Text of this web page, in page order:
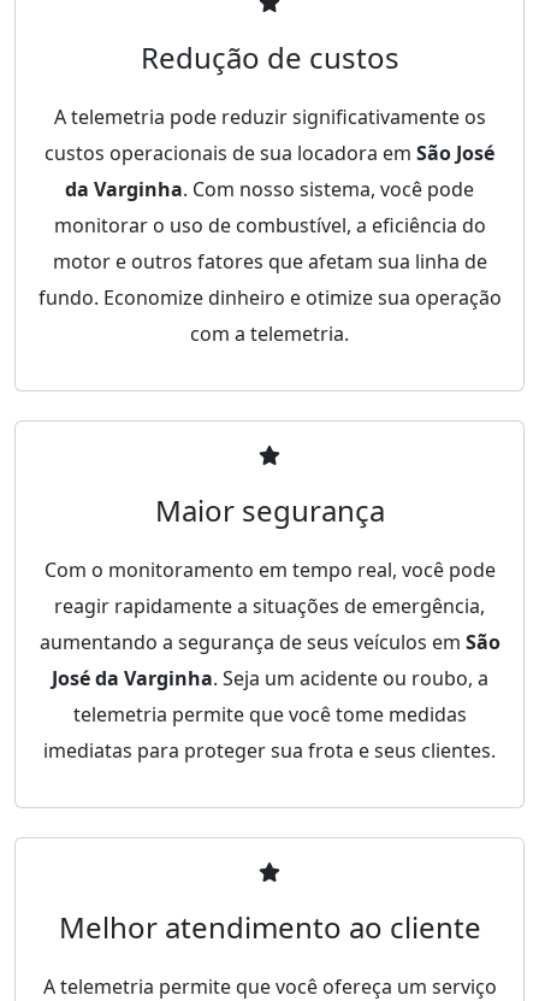
Redução de custos
A telemetria pode reduzir significativamente os
custos operacionais de sua locadora em São José
da Varginha. Com nosso sistema, você pode
monitorar o uso de combustível, a eficiência do
motor e outros fatores que afetam sua linha de
fundo. Economize dinheiro e otimize sua operação
com a telemetria.
Maior segurança
Com o monitoramento em tempo real, você pode
reagir rapidamente a situações de emergência,
aumentando a segurança de seus veículos em São
José da Varginha. Seja um acidente ou roubo, a
telemetria permite que você tome medidas
imediatas para proteger sua frota e seus clientes.
Melhor atendimento ao cliente
A telemetria permite que você ofereça um serviço